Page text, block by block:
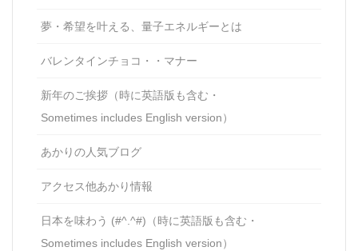
夢・希望を叶える、量子エネルギーとは
バレンタインチョコ・・マナー
新年のご挨拶（時に英語版も含む・
Sometimes includes English version）
あかりの人気ブログ
アクセス他あかり情報
日本を味わう (#^.^#)（時に英語版も含む・
Sometimes includes English version）